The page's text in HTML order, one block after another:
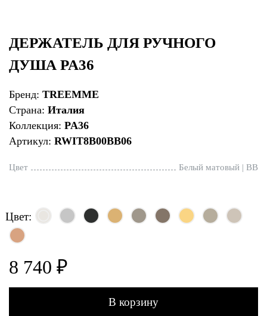
ДЕРЖАТЕЛЬ ДЛЯ РУЧНОГО
ДУША PA36
Бренд: TREEMME
Страна: Италия
Коллекция: PA36
Артикул: RWIT8B00BB06
Цвет Белый матовый | BB
Цвет:
8 740 ₽
В корзину